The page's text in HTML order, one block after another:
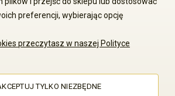
/ Ms70 Sp. z o.o. Wszelkie prawa
treści i zdjęć bez zgody właściciela
preferencji, wybierając opcję
przeczytasz w naszej Polityce
TYLKO NIEZBĘDNE